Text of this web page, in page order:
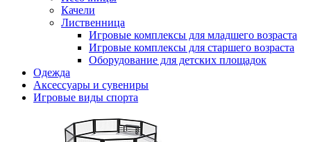
Качели
Лиственница
Игровые комплексы для младшего возраста
Игровые комплексы для старшего возраста
Оборудование для детских площадок
Одежда
Аксессуары и сувениры
Игровые виды спорта